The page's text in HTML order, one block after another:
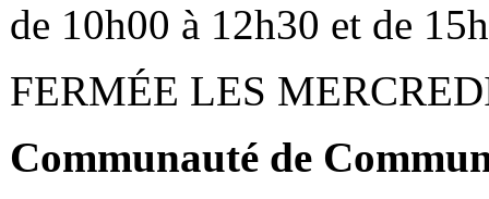
de 10h00 à 12h30 et de
FERMÉE LES
Communauté de